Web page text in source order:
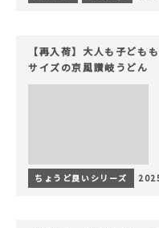
【再入荷】大人も子ども
サイズの京風讃岐うどん
ちょうど良いシリーズ